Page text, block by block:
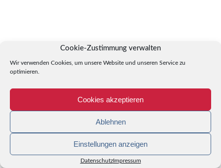
Cookie-Zustimmung verwalten
Wir verwenden Cookies, um unsere Website und unseren Service zu
optimieren.
Cookies akzeptieren
Ablehnen
Einstellungen anzeigen
DatenschutzImpressum